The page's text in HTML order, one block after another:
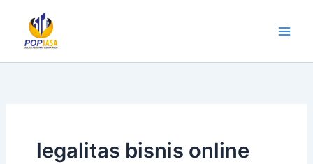
konten
legalitas bisnis online